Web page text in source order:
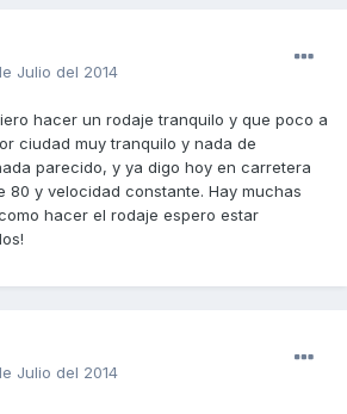
Julio del 2014
hacer un rodaje tranquilo y que poco a
ciudad muy tranquilo y nada de
parecido, y ya digo hoy en carretera
80 y velocidad constante. Hay muchas
hacer el rodaje espero estar
Julio del 2014